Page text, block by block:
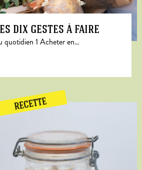
dix gestes à faire
quotidien 1 Acheter en…
RECETTE